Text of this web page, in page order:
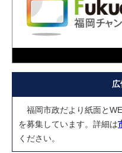
福岡市政だより紙面と
を募集しています。詳細は
ください。